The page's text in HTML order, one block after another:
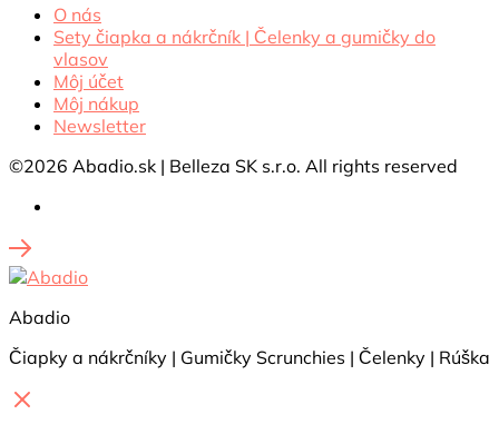
O nás
Sety čiapka a nákrčník | Čelenky a gumičky do
vlasov
Môj účet
Môj nákup
Newsletter
©2026 Abadio.sk | Belleza SK s.r.o. All rights reserved
Abadio
Čiapky a nákrčníky | Gumičky Scrunchies | Čelenky | Rúška